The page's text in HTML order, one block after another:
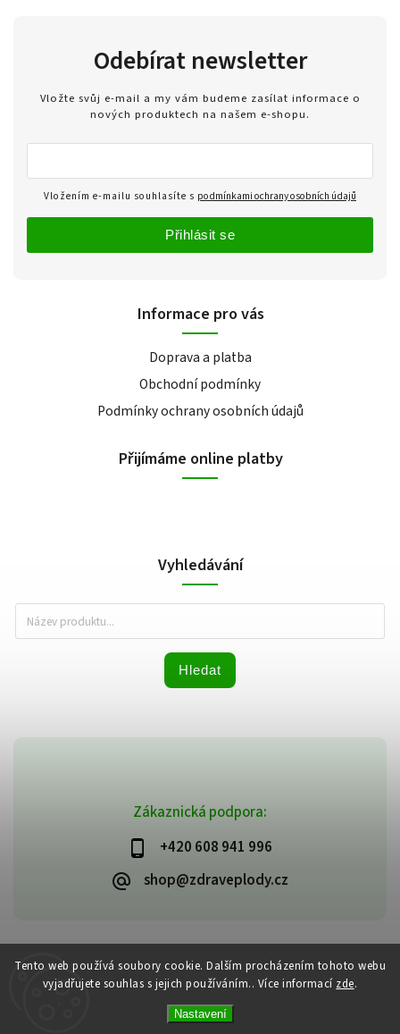
Tento web používá soubory cookie. Dalším procházením tohoto webu
vyjadřujete souhlas s jejich používáním.. Více informací zde.
Nastavení
Zákaznická podpora:
+420 608 941 996
shop@zdraveplody.cz
Informace pro vás
Doprava a platba
Obchodní podmínky
Podmínky ochrany osobních údajů
Přijímáme online platby
Vyhledávání
Hledat
Odebírat newsletter
Vložte svůj e-mail a my vám budeme zasílat informace o
nových produktech na našem e-shopu.
Vložením e-mailu souhlasíte s podmínkami ochrany osobních údajů
Přihlásit se
Copyright 2026Zdravé plody. Všechna práva vyhrazena.
Upravit nastavení cookies
VytvořilShoptet| Design